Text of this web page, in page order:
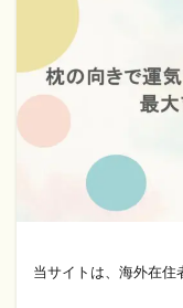
当サイトは、海外在住